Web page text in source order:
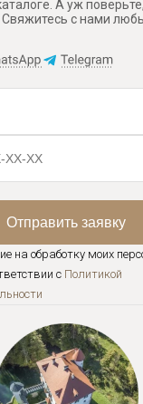
А уж
Свяжитесь с нами
на обработку моих
с Политикой